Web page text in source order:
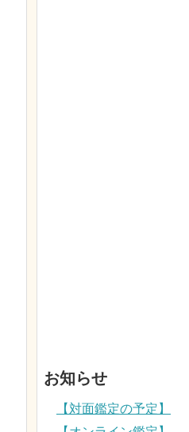
お知らせ
【対面鑑定の予定】